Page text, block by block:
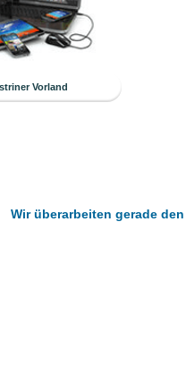
Vorland
Wir überarbeiten gerade